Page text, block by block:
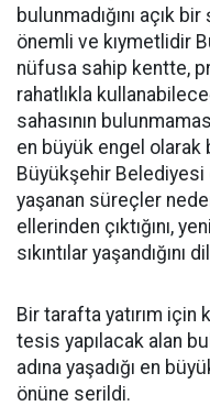
bulunmadığını açık
önemli ve kıymetlidir
nüfusa sahip kentte,
rahatlıkla
sahasının
en büyük engel olarak
Büyükşehir
yaşanan süreçler
ellerinden çıktığını,
sıkıntılar yaşandığını
Bir tarafta yatırım
tesis yapılacak alan
adına yaşadığı en
önüne serildi.